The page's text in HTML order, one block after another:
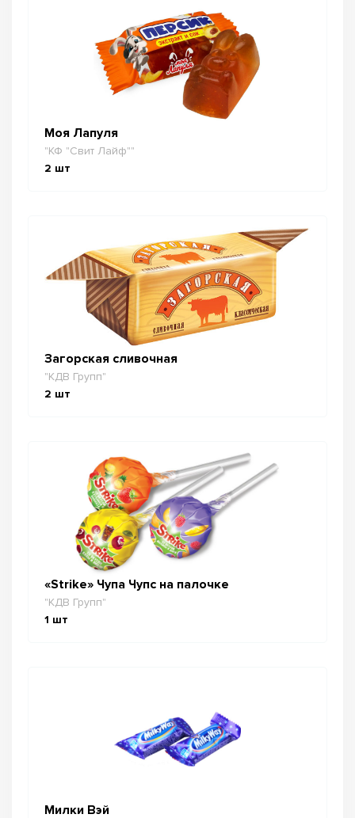
Моя Лапуля
"КФ "Свит Лайф""
2 шт
Загорская сливочная
"КДВ Групп"
2 шт
«Strike» Чупа Чупс на палочке
"КДВ Групп"
1 шт
Милки Вэй